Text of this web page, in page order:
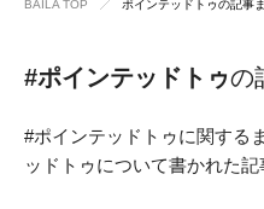
BAILA TOP ポインテッドトゥの記事
#ポインテッドトゥの
#ポインテッドトゥに関する
ッドトゥについて書かれた記